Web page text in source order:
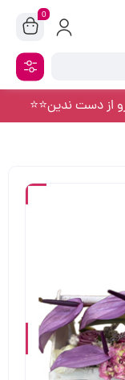
0